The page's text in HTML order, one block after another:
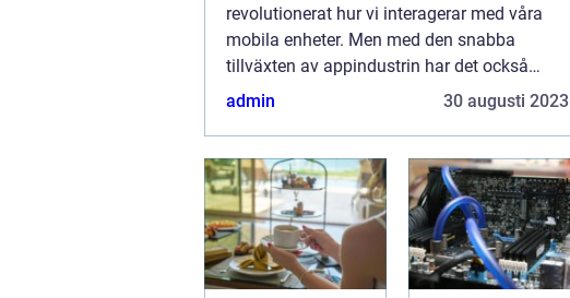
revolutionerat hur vi interagerar med våra
mobila enheter. Men med den snabba
tillväxten av appindustrin har det också
uppstått en rad utmaningar och problem.
admin 30 augusti 2023